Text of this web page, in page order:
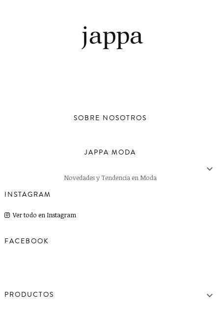
SOBRE NOSOTROS
JAPPA MODA

Novedades y Tendencia en Moda
INSTAGRAM
Ver todo en Instagram
FACEBOOK
PRODUCTOS 